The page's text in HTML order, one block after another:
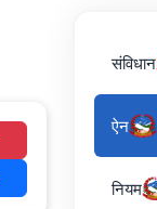
संविधान
ऐन
नियम